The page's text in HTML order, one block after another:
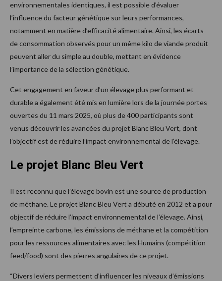
environnementales identiques, il est possible d’évaluer
l’influence du facteur génétique sur leurs performances,
notamment en matière d’efficacité alimentaire. Ainsi, les écarts
de consommation observés pour un même kilo de viande produit
peuvent aller du simple au double, mettant en évidence
l’importance de la sélection génétique.
Cet engagement en faveur d’un élevage plus performant et
durable a également été mis en lumière lors de la journée portes
ouvertes du 11 mars 2025, où plus de 400 participants sont
venus découvrir les avancées du projet Blanc Bleu Vert, dont
l’objectif est de réduire l’impact environnemental de l’élevage.
Le projet Blanc Bleu Vert
Il est reconnu que l’élevage bovin est une source de production
de méthane. Le projet Blanc Bleu Vert a débuté en 2012 et a pour
objectif de réduire l’impact environnemental de l’élevage. Ainsi,
l’empreinte carbone, les émissions de méthane et la compétition
pour les ressources alimentaires avec les Humains (compétition
feed/food) sont des pierres angulaires de ce projet.
“Divers leviers permettent d’influencer les niveaux d’émissions